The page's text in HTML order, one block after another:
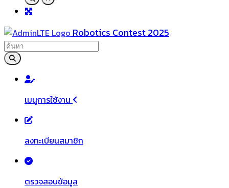
Robotics Contest 2025
เมนูการใช้งาน
ลงทะเบียนสมาชิก
ตรวจสอบข้อมูล